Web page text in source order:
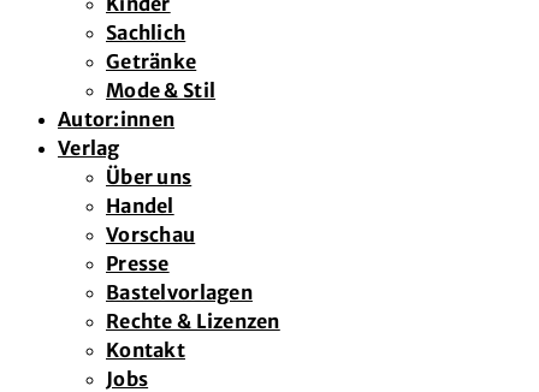
Sachlich
Getränke
Mode & Stil
Autor:innen
Verlag
Über uns
Handel
Vorschau
Presse
Bastelvorlagen
Rechte & Lizenzen
Kontakt
Jobs